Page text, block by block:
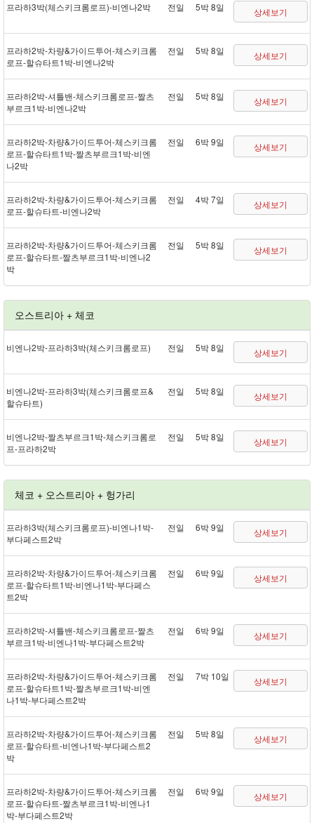
프라하 3박(체스키크롬로프) - 비엔나 2박 전일 5박 8일 상세보기
프라하 2박 - 차량&가이드투어 - 체스키크롬
로프 - 할슈타트 1박 - 비엔나 2박
전일 5박 8일 상세보기
프라하 2박 - 셔틀 밴 - 체스키크롬로프 - 짤츠
부르크 1박 - 비엔나 2박
전일 5박 8일 상세보기
프라하 2박 - 차량&가이드투어 - 체스키크롬
로프 - 할슈타트 1박 - 짤츠부르크 1박 - 비엔
나 2박
전일 6박 9일 상세보기
프라하 2박 - 차량&가이드투어 - 체스키크롬
로프 - 할슈타트 - 비엔나 2박
전일 4박 7일 상세보기
프라하 2박 - 차량&가이드투어 - 체스키크롬
로프 - 할슈타트 - 짤츠부르크 1박 - 비엔나 2
박
전일 5박 8일 상세보기
오스트리아 + 체코
비엔나 2박 - 프라하 3박(체스키크롬로프) 전일 5박 8일 상세보기
비엔나 2박 - 프라하 3박(체스키크롬로프&
할슈타트)
전일 5박 8일 상세보기
비엔나 2박 - 짤츠부르크 1박 - 체스키크롬로
프 - 프라하 2박
전일 5박 8일 상세보기
체코 + 오스트리아 + 헝가리
프라하 3박(체스키크롬로프) - 비엔나 1박 -
부다페스트 2박
전일 6박 9일 상세보기
프라하 2박 - 차량&가이드투어 - 체스키크롬
로프 - 할슈타트 1박 - 비엔나 1박 - 부다페스
트 2박
전일 6박 9일 상세보기
프라하 2박 - 셔틀 밴 - 체스키크롬로프 - 짤츠
부르크 1박 - 비엔나 1박 - 부다페스트 2박
전일 6박 9일 상세보기
프라하 2박 - 차량&가이드투어 - 체스키크롬
로프 - 할슈타트 1박 - 짤츠부르크 1박 - 비엔
나 1박 - 부다페스트 2박
전일 7박 10일 상세보기
프라하 2박 - 차량&가이드투어 - 체스키크롬
로프 - 할슈타트 - 비엔나 1박 - 부다페스트 2
박
전일 5박 8일 상세보기
프라하 2박 - 차량&가이드투어 - 체스키크롬
로프 - 할슈타트 - 짤츠부르크 1박 - 비엔나 1
박 - 부다페스트 2박
전일 6박 9일 상세보기